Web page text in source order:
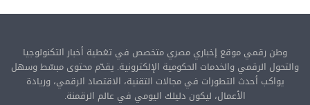
وطن رقمي موقع إخباري مصري متخصص في تغطية أخبار التكنولوجيا
والتحول الرقمي والخدمات الحكومية الإلكترونية. يقدّم محتوى مبسّط وسهل
يواكب أحدث التطورات في مجالات التقنية، الاقتصاد الرقمي، وريادة
الأعمال، ليكون دليلك اليومي في عالم الرقمنة.